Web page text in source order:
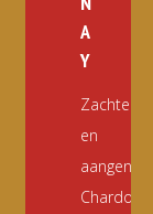
A
Y
Zachte
en